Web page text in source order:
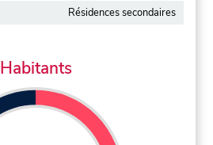
Résidences secondaires
Habitants